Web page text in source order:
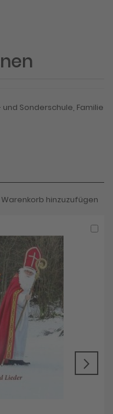
Sonderschule, Familie
hinzuzufügen
In